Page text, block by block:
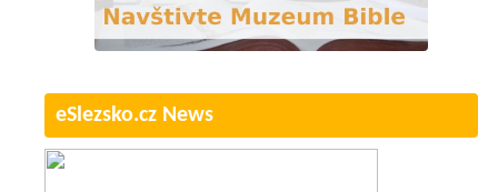
eSlezsko.cz News